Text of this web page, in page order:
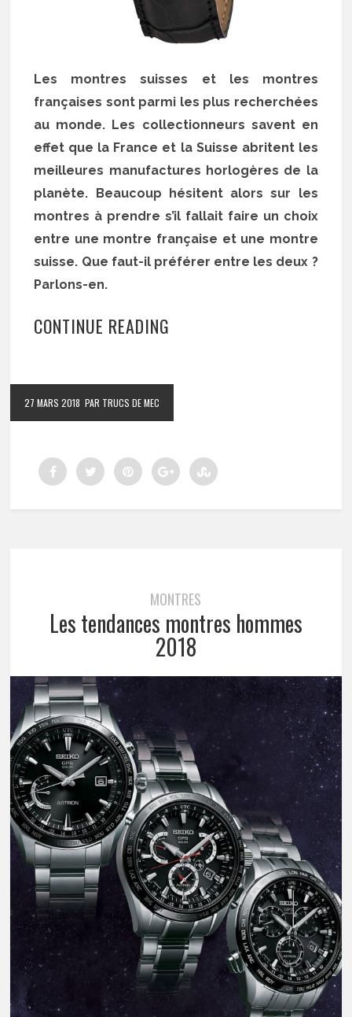
Les montres suisses et les montres
françaises sont parmi les plus recherchées
au monde. Les collectionneurs savent en
effet que la France et la Suisse abritent les
meilleures manufactures horlogères de la
planète. Beaucoup hésitent alors sur les
montres à prendre s’il fallait faire un choix
entre une montre française et une montre
suisse. Que faut-il préférer entre les deux ?
Parlons-en.
CONTINUE READING
27 MARS 2018 PAR TRUCS DE MEC
MONTRES
Les tendances montres hommes
2018